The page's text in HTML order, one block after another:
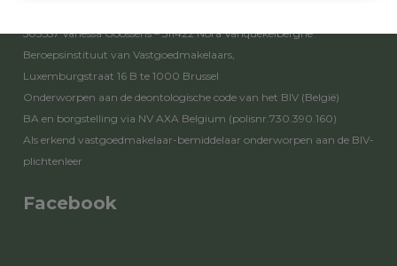
503557 Vanessa Goossens – 511422 Nora Vanquekelberghe
Beroepsinstituut van Vastgoedmakelaars,
Luxemburgstraat 16 B te 1000 Brussel
Onderworpen aan de deontologische code van het BIV (België)
BA en borgstelling via NV AXA Belgium (polisnr.730.390.160)
Als erkend vastgoedmakelaar-bemiddelaar onderworpen aan de BIV-
plichtenleer
Facebook